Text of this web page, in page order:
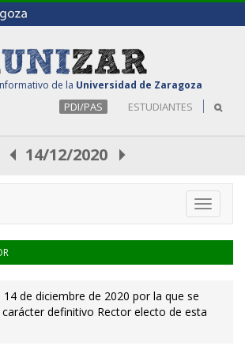
de la Universidad de Zaragoza
PDI/PAS ESTUDIANTES
14/12/2020
Toggle
14 de diciembre de 2020 por la que se
definitivo Rector electo de esta